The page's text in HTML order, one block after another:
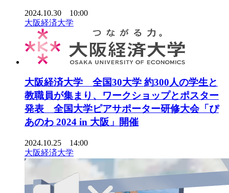
2024.10.30 10:00
大阪経済大学
大阪経済大学 全国30大学 約300人の学生と
教職員が集まり、ワークショップとポスター
発表 全国大学ピアサポーター研修大会「ぴ
あのわ 2024 in 大阪」開催
2024.10.25 14:00
大阪経済大学